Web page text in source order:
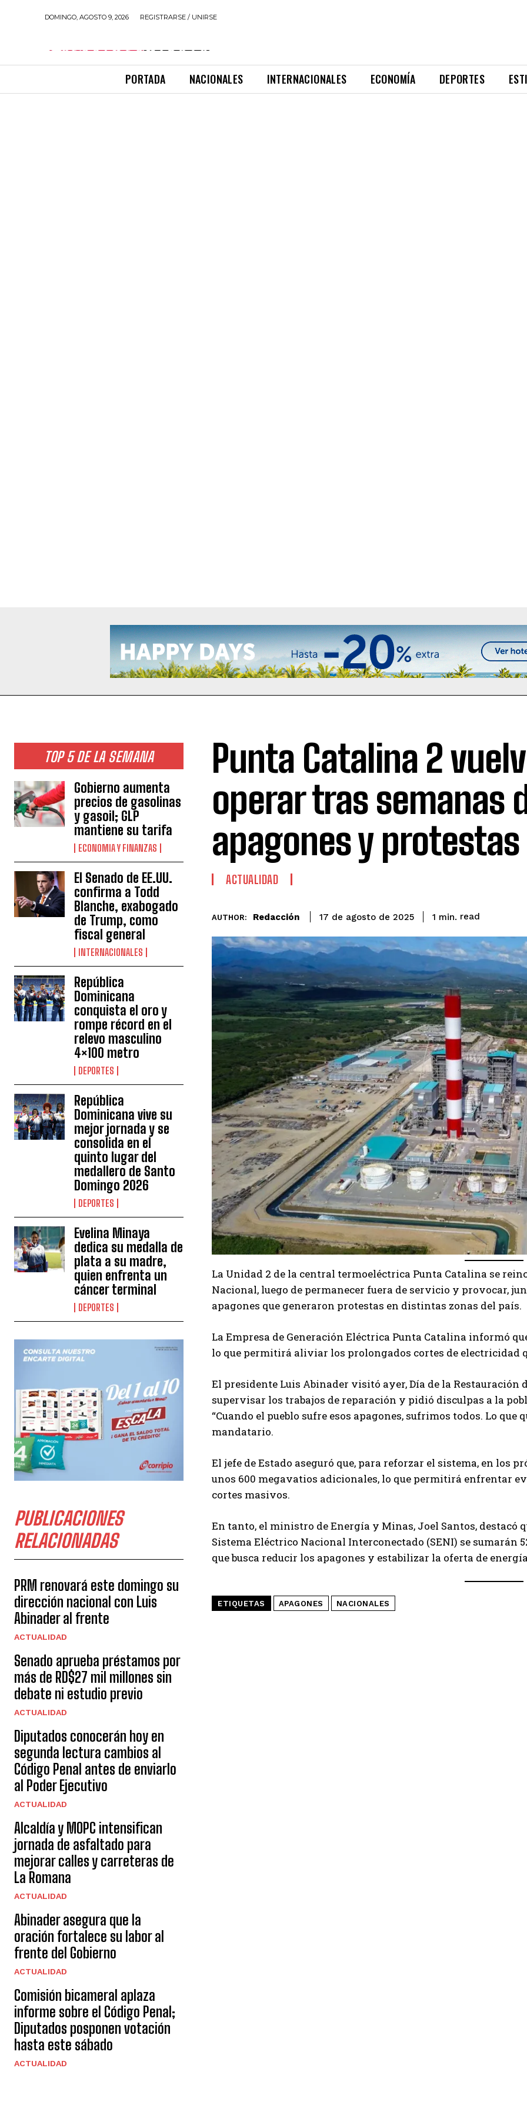
DOMINGO, AGOSTO 9, 2026 REGISTRARSE / UNIRSE
PORTADA NACIONALES INTERNACIONALES ECONOMÍA DEPORTES
TOP 5 DE LA SEMANA
Gobierno aumenta
precios de gasolinas
y gasoil; GLP
mantiene su tarifa
ECONOMIA Y FINANZAS
El Senado de EE.UU.
confirma a Todd
Blanche, exabogado
de Trump, como
fiscal general
INTERNACIONALES
República
Dominicana
conquista el oro y
rompe récord en el
relevo masculino
4×100 metro
DEPORTES
República
Dominicana vive su
mejor jornada y se
consolida en el
quinto lugar del
medallero de Santo
Domingo 2026
DEPORTES
Evelina Minaya
dedica su medalla de
plata a su madre,
quien enfrenta un
cáncer terminal
DEPORTES
PUBLICACIONES
RELACIONADAS
PRM renovará este domingo su
dirección nacional con Luis
Abinader al frente
ACTUALIDAD
Senado aprueba préstamos por
más de RD$27 mil millones sin
debate ni estudio previo
ACTUALIDAD
Diputados conocerán hoy en
segunda lectura cambios al
Código Penal antes de enviarlo
al Poder Ejecutivo
ACTUALIDAD
Alcaldía y MOPC intensifican
jornada de asfaltado para
mejorar calles y carreteras de
La Romana
ACTUALIDAD
Abinader asegura que la
oración fortalece su labor al
frente del Gobierno
ACTUALIDAD
Comisión bicameral aplaza
informe sobre el Código Penal;
Diputados posponen votación
hasta este sábado
ACTUALIDAD
Punta Catalina 2
operar tras semanas
apagones y protestas
ACTUALIDAD
AUTHOR: Redacción 17 de agosto de 2025 1 min. read
La Unidad 2 de la central termoeléctrica Punta Catalina se
Nacional, luego de permanecer fuera de servicio y provocar,
apagones que generaron protestas en distintas zonas del país.
La Empresa de Generación Eléctrica Punta Catalina informó
lo que permitirá aliviar los prolongados cortes de electricidad
El presidente Luis Abinader visitó ayer, Día de la Restauración
supervisar los trabajos de reparación y pidió disculpas a la
“Cuando el pueblo sufre esos apagones, sufrimos todos. Lo
mandatario.
El jefe de Estado aseguró que, para reforzar el sistema, en los
unos 600 megavatios adicionales, lo que permitirá enfrentar
cortes masivos.
En tanto, el ministro de Energía y Minas, Joel Santos,
Sistema Eléctrico Nacional Interconectado (SENI) se sumarán
que busca reducir los apagones y estabilizar la oferta de
ETIQUETAS APAGONES NACIONALES